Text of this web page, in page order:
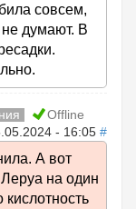
совсем,
думают. В
Offline
- 16:05 #
А вот
на один
кислотность